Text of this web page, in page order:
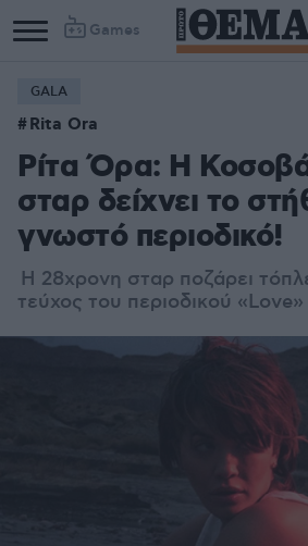
Games
GALA
Rita Ora
Ρίτα Όρα: Η
σταρ δείχνει το
γνωστό περιοδικό!
Η 28χρονη σταρ ποζάρει
τεύχος του περιοδικού «Love»